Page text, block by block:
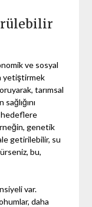
ve sosyal
yetiştirmek
tarımsal
hedeflere
genetik
getirilebilir, su
bu,
var.
daha